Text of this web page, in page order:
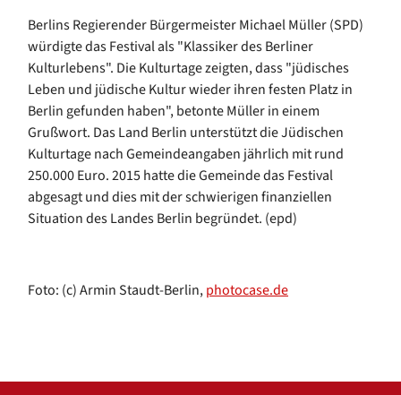
Berlins Regierender Bürgermeister Michael Müller (SPD)
würdigte das Festival als "Klassiker des Berliner
Kulturlebens". Die Kulturtage zeigten, dass "jüdisches
Leben und jüdische Kultur wieder ihren festen Platz in
Berlin gefunden haben", betonte Müller in einem
Grußwort. Das Land Berlin unterstützt die Jüdischen
Kulturtage nach Gemeindeangaben jährlich mit rund
250.000 Euro. 2015 hatte die Gemeinde das Festival
abgesagt und dies mit der schwierigen finanziellen
Situation des Landes Berlin begründet. (epd)
Foto: (c) Armin Staudt-Berlin,photocase.de